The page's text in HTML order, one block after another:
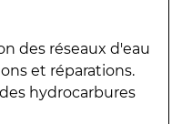
des réseaux d'eau
et réparations.
hydrocarbures